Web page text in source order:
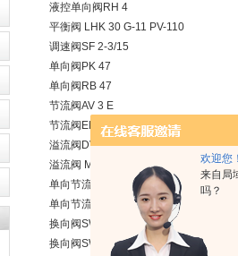
欢迎您！
来自局
吗？
液控单向阀RH 4
平衡阀 LHK 30 G-11 PV-110
调速阀SF 2-3/15
单向阀PK 47
单向阀RB 47
节流阀AV 3 E
节流阀ED 41
溢流阀DV 5 GHR
溢流阀 MVP 8 CR
单向节流阀AV 3 RE
单向节流阀RD 41
换向阀SWPN 2-G-G 24
换向阀SWPN 8-D-G 24